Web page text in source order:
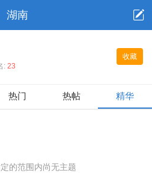
湖南
收藏
: 23
热门 热帖 精华
的范围内尚无主题